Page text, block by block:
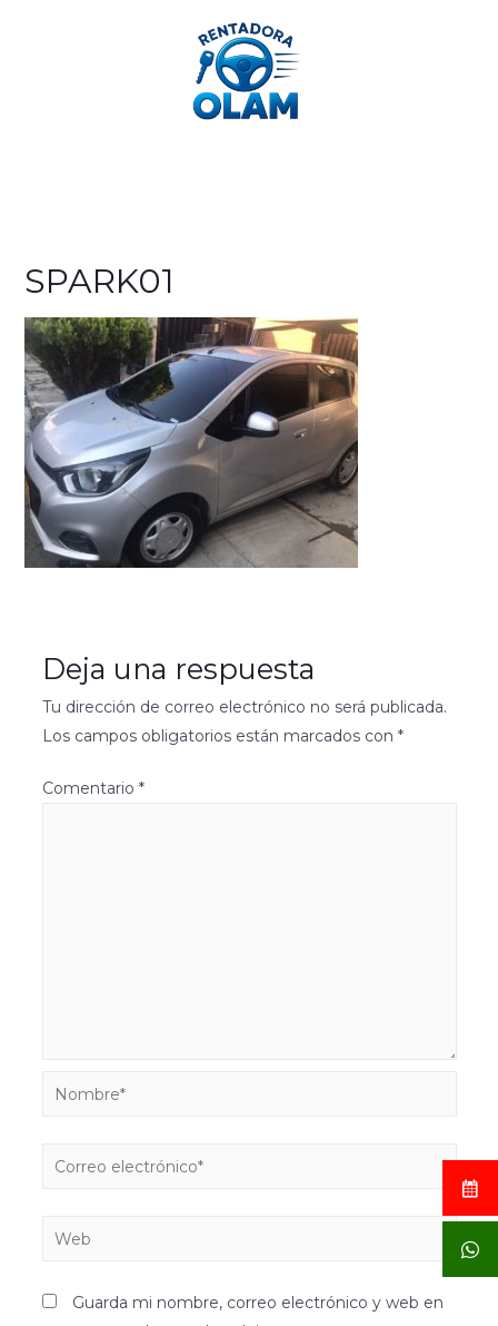
SPARK01
Deja una respuesta
Tu dirección de correo electrónico no será publicada.
Los campos obligatorios están marcados con *
Comentario *
Guarda mi nombre, correo electrónico y web en